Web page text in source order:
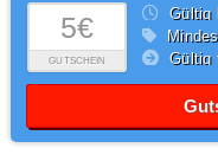
5€
GUTSCHEIN
Gültig
Gültig